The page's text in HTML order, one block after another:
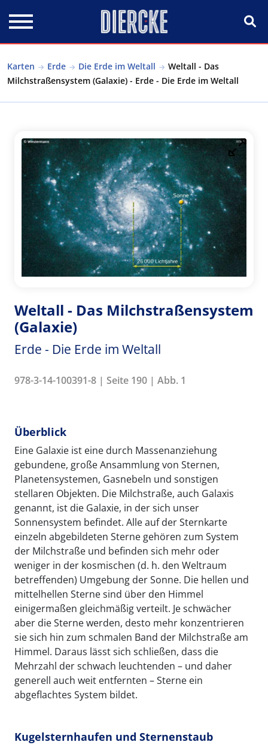
Karten Erde Die Erde im Weltall
Weltall - Das
Milchstraßensystem (Galaxie) - Erde - Die Erde im Weltall
Weltall - Das Milchstraßensystem
(Galaxie)
Erde - Die Erde im Weltall
978-3-14-100391-8 | Seite 190 | Abb. 1
Überblick
Eine Galaxie ist eine durch Massenanziehung
gebundene, große Ansammlung von Sternen,
Planetensystemen, Gasnebeln und sonstigen
stellaren Objekten. Die Milchstraße, auch Galaxis
genannt, ist die Galaxie, in der sich unser
Sonnensystem befindet. Alle auf der Sternkarte
einzeln abgebildeten Sterne gehören zum System
der Milchstraße und befinden sich mehr oder
weniger in der kosmischen (d. h. den Weltraum
betreffenden) Umgebung der Sonne. Die hellen und
mittelhellen Sterne sind über den Himmel
einigermaßen gleichmäßig verteilt. Je schwächer
aber die Sterne werden, desto mehr konzentrieren
sie sich hin zum schmalen Band der Milchstraße am
Himmel. Daraus lässt sich schließen, dass die
Mehrzahl der schwach leuchtenden – und daher
generell auch weit entfernten – Sterne ein
abgeflachtes System bildet.
Kugelsternhaufen und Sternenstaub